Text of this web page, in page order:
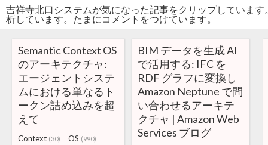
吉祥寺北口システムが気になった記事をクリップしていま
析しています。たまにコメントをつけています。
Semantic Context OS
のアーキテクチャ:
エージェントシステ
ムにおける単なるト
ークン詰め込みを超
えて
Context (30) OS (990)
BIM データを生成 AI
で活用する: IFC を
RDF グラフに変換し
Amazon Neptune で問
い合わせるアーキテ
クチャ | Amazon Web
Services ブログ